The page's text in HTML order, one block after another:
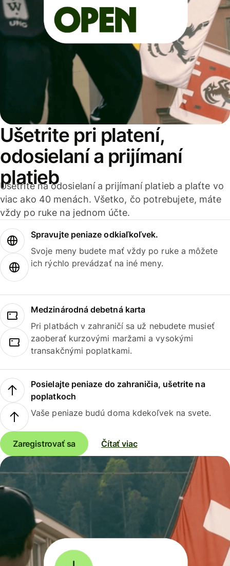
Ušetrite pri platení,
odosielaní a prijímaní
platieb
Ušetrite na odosielaní a prijímaní platieb a plaťte vo
viac ako 40 menách. Všetko, čo potrebujete, máte
vždy po ruke na jednom účte.
Spravujte peniaze odkiaľkoľvek.
Svoje meny budete mať vždy po ruke a môžete
ich rýchlo prevádzať na iné meny.
Medzinárodná debetná karta
Pri platbách v zahraničí sa už nebudete musieť
zaoberať kurzovými maržami a vysokými
transakčnými poplatkami.
Posielajte peniaze do zahraničia, ušetrite na
poplatkoch
Vaše peniaze budú doma kdekoľvek na svete.
Zaregistrovať sa Čítať viac